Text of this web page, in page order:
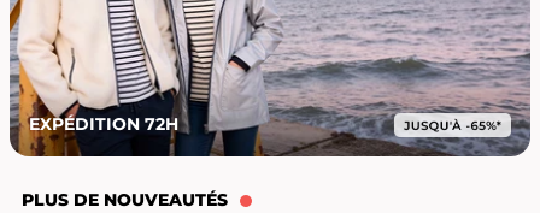
EXPÉDITION 72H
PLUS DE NOUVEAUTÉS